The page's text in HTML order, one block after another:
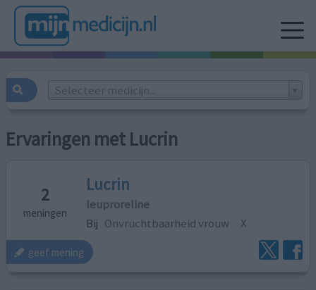
Selecteer medicijn...
Ervaringen met Lucrin
2
meningen
Lucrin
leuproreline
Bij Onvruchtbaarheid vrouw X
geef mening